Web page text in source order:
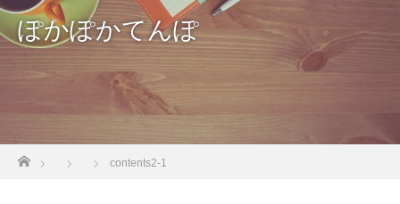
ぽかぽかてんぽ
contents2-1